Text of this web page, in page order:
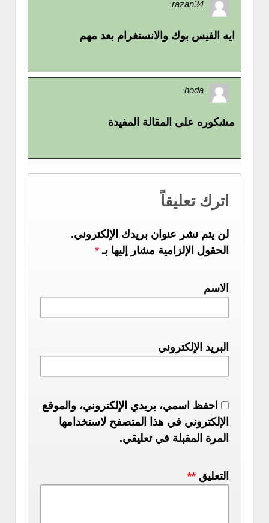
razan34
:
ايه الفيس بوك والانستغرام بعد مهم
hoda
:
مشكوره على المقالة المفيدة
اترك تعليقاً
لن يتم نشر عنوان بريدك الإلكتروني.
الحقول الإلزامية مشار إليها بـ *
الاسم
البريد الإلكتروني
احفظ اسمي، بريدي الإلكتروني، والموقع
الإلكتروني في هذا المتصفح لاستخدامها
المرة المقبلة في تعليقي.
التعليق *
*